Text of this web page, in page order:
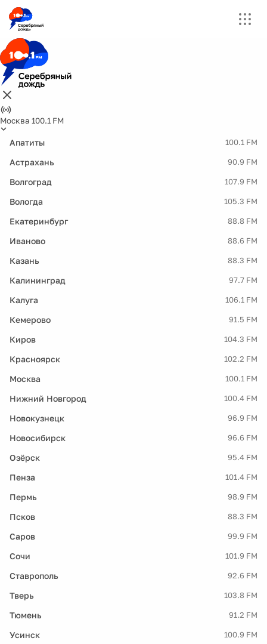
Москва 100.1 FM
Апатиты 100.1 FM
Астрахань 90.9 FM
Волгоград 107.9 FM
Вологда 105.3 FM
Екатеринбург 88.8 FM
Иваново 88.6 FM
Казань 88.3 FM
Калининград 97.7 FM
Калуга 106.1 FM
Кемерово 91.5 FM
Киров 104.3 FM
Красноярск 102.2 FM
Москва 100.1 FM
Нижний Новгород 100.4 FM
Новокузнецк 96.9 FM
Новосибирск 96.6 FM
Озёрск 95.4 FM
Пенза 101.4 FM
Пермь 98.9 FM
Псков 88.3 FM
Саров 99.9 FM
Сочи 101.9 FM
Ставрополь 92.6 FM
Тверь 103.8 FM
Тюмень 91.2 FM
Усинск 100.9 FM